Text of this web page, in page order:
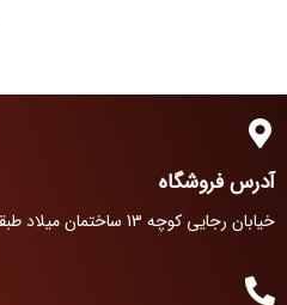
آدرس فروشگاه
خیابان رجایی کوچه 13 ساختمان میلاد طبقه اول واحد 102